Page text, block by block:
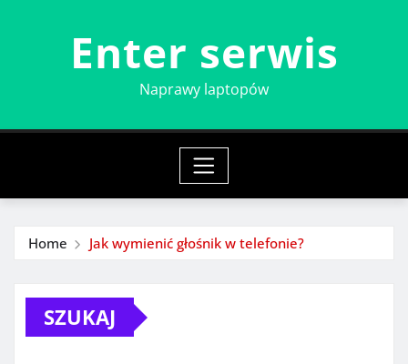
Enter serwis
Naprawy laptopów
Home Jak wymienić głośnik w telefonie?
SZUKAJ